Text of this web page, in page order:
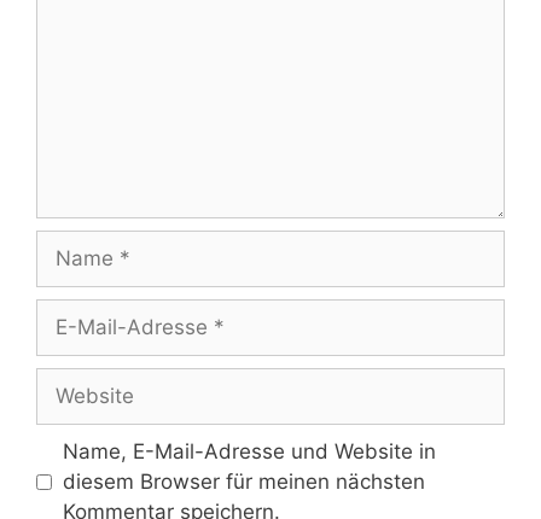
Mail-
Adresse
Name, E-Mail-Adresse und Website in
diesem Browser für meinen nächsten
Kommentar speichern.